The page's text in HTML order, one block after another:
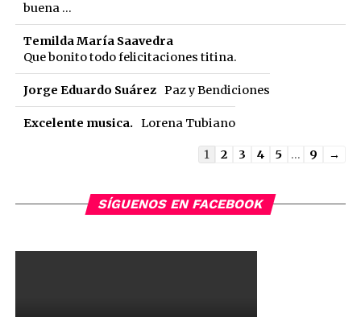
buena ...
Temilda María Saavedra
Que bonito todo felicitaciones titina.
Jorge Eduardo Suárez Paz y Bendiciones
Excelente musica. Lorena Tubiano
Guestbook
1 2 3 4 5 ... 9 →
SÍGUENOS EN FACEBOOK